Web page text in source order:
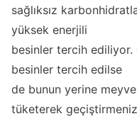
sağlıksız
yüksek enerjili
besinler tercih
besinler tercih edilse
de bunun yerine
tüketerek